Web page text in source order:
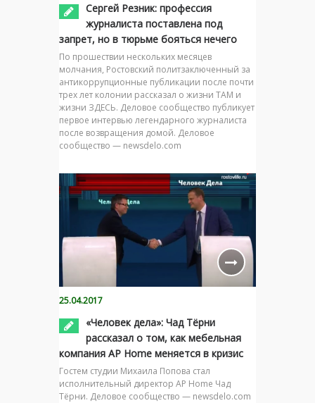
Сергей Резник: профессия
журналиста поставлена под
запрет, но в тюрьме бояться нечего
По прошествии нескольких месяцев
молчания, Ростовский политзаключенный за
антикоррупционные публикации после почти
трех лет колонии рассказал о жизни ТАМ и
жизни ЗДЕСЬ. Деловое сообщество публикует
первое интервью легендарного журналиста
после возвращения домой. Деловое
сообщество — newsdelo.com
25.04.2017
«Человек дела»: Чад Тёрни
рассказал о том, как мебельная
компания AP Home меняется в кризис
Гостем студии Михаила Попова стал
исполнительный директор AP Home Чад
Тёрни. Деловое сообщество — newsdelo.com